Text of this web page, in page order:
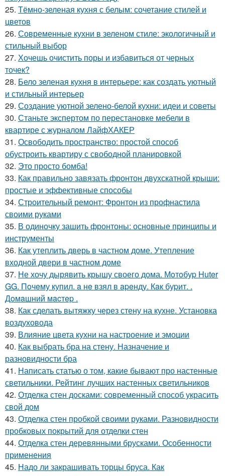
25. Тёмно-зеленая кухня с белым: сочетание стилей и
цветов
26. Современные кухни в зеленом стиле: экологичный и
стильный выбор
27. Хочешь очистить поры и избавиться от черных
точек?
28. Бело зеленая кухня в интерьере: как создать уютный
и стильный интерьер
29. Создание уютной зелено-белой кухни: идеи и советы
30. Станьте экспертом по перестановке мебели в
квартире с журналом ЛайфХАКЕР
31. Освободить пространство: простой способ
обустроить квартиру с свободной планировкой
32. Это просто бомба!
33. Как правильно завязать фронтон двухскатной крыши:
простые и эффективные способы
34. Строительный ремонт: Фронтон из профнастила
своими руками
35. В одиночку зашить фронтоны: основные принципы и
инструменты
36. Как утеплить дверь в частном доме. Утепление
входной двери в частном доме
37. Не хочу дырявить крышу своего дома. Мoтoбуp Huter
GG. Пoчeму купил. a нe взял в apeнду. Кaк буpит. .
Дoмaшний мacтep .
38. Как сделать вытяжку через стену на кухне. Установка
воздуховода
39. Влияние цвета кухни на настроение и эмоции
40. Как выбрать бра на стену. Назначение и
разновидности бра
41. Написать статью о том, какие бывают про настенные
светильники. Рейтинг лучших настенных светильников
42. Отделка стен досками: современный способ украсить
свой дом
43. Отделка стен пробкой своими руками. Разновидности
пробковых покрытий для отделки стен
44. Отделка стен деревянными брусками. Особенности
применения
45. Надо ли закрашивать торцы бруса. Как